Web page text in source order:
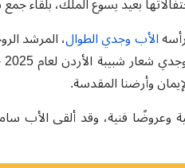
الأب وجدي الطوال، المرشد
وأرضنا المقدسة.
وعروضًا فنية، وقد ألقى الأب